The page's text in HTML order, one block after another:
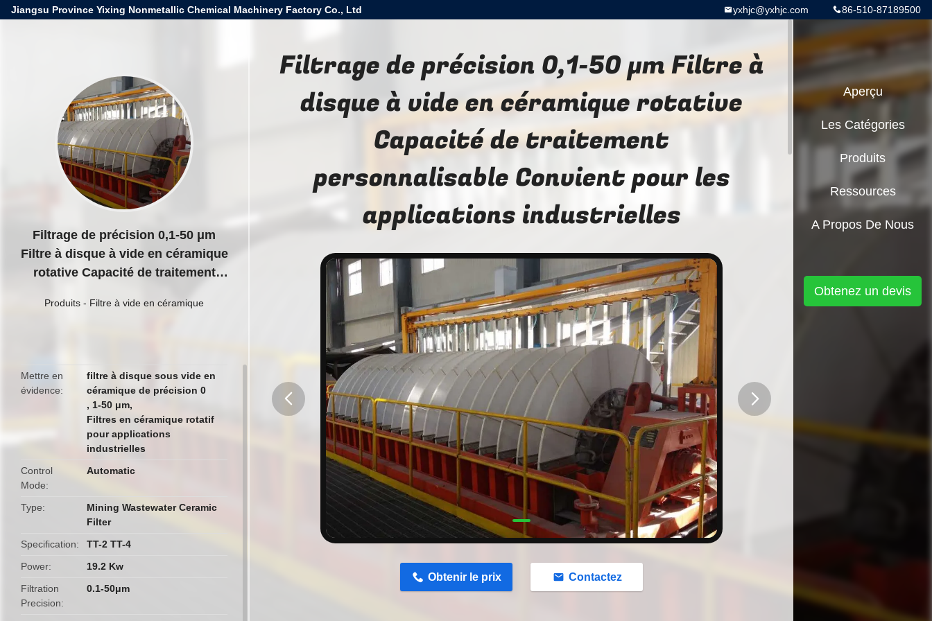
Jiangsu Province Yixing Nonmetallic Chemical Machinery Factory Co., Ltd 86-510-87189500
yxhjc@yxhjc.com
Filtrage de précision 0,1-50 μm
Filtre à disque à vide en céramique
rotative Capacité de traitement
applications industrielles
Produits - Filtre à vide en céramique
Mettre en
évidence
filtre à disque sous vide en
céramique de précision 0
, 1-50 μm,
Filtres en céramique rotatif
pour applications
industrielles
Control
Mode
Automatic
Type
Mining Wastewater Ceramic
Filter
Specification
TT-2 TT-4
Power
19.2 Kw
Filtration
Precision
0.1-50μm
Filtrage de précision 0,1-50 μm Filtre à
disque à vide en céramique rotative
Capacité de traitement
personnalisable Convient pour les
applications industrielles
Obtenir le prix Contactez
Aperçu
Les Catégories
Produits
Ressources
A Propos De Nous
Obtenez un devis